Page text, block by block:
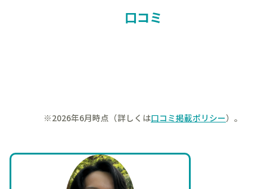
口コミ
※2026年6月時点（詳しくは口コミ掲載ポリシー）。